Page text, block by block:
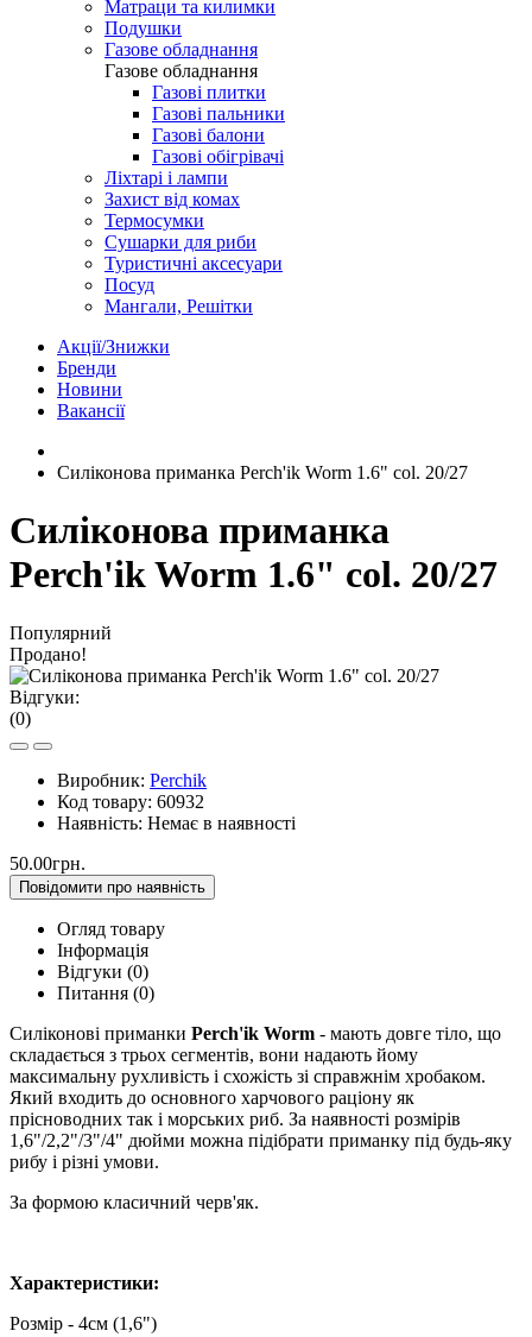
Матраци та килимки
Подушки
Газове обладнання
Газове обладнання
Газові плитки
Газові пальники
Газові балони
Газові обігрівачі
Ліхтарі і лампи
Захист від комах
Термосумки
Сушарки для риби
Туристичні аксесуари
Посуд
Мангали, Решітки
Акції/Знижки
Бренди
Новини
Вакансії
Силіконова приманка Perch'ik Worm 1.6" col. 20/27
Силіконова приманка
Perch'ik Worm 1.6" col. 20/27
Популярний
Продано!
Відгуки:
(0)
Виробник: Perchik
Код товару: 60932
Наявність: Немає в наявності
50.00грн.
Повідомити про наявність
Огляд товару
Інформація
Відгуки (0)
Питання (0)
Силіконові приманки Perch'ik Worm - мають довге тіло, що
складається з трьох сегментів, вони надають йому
максимальну рухливість і схожість зі справжнім хробаком.
Який входить до основного харчового раціону як
прісноводних так і морських риб. За наявності розмірів
1,6"/2,2"/3"/4" дюйми можна підібрати приманку під будь-яку
рибу і різні умови.
За формою класичний черв'як.
Характеристики:
Розмір - 4см (1,6")